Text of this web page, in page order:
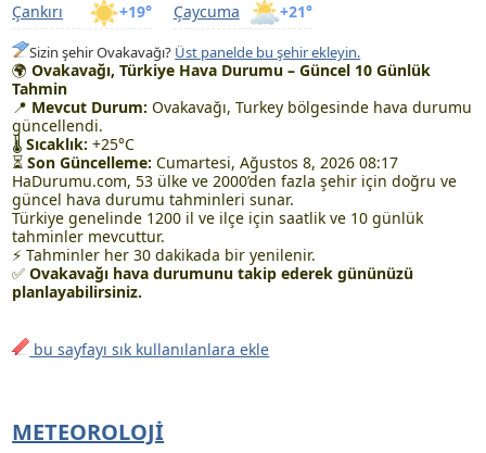
+19°
Çankırı +21°
Çaycuma
Sizin şehir Ovakavağı? Üst panelde bu şehir ekleyin.
🌍Ovakavağı, Türkiye Hava Durumu – Güncel 10 Günlük
Tahmin
📍 Mevcut Durum: Ovakavağı, Turkey bölgesinde hava durumu
güncellendi.
🌡Sıcaklık: +25°C
⏳Son Güncelleme: Cumartesi, Ağustos 8, 2026 08:17
HaDurumu.com, 53 ülke ve 2000’den fazla şehir için doğru ve
güncel hava durumu tahminleri sunar.
Türkiye genelinde 1200 il ve ilçe için saatlik ve 10 günlük
tahminler mevcuttur.
⚡ Tahminler her 30 dakikada bir yenilenir.
✅Ovakavağı hava durumunu takip ederek gününüzü
planlayabilirsiniz.
bu sayfayı sık kullanılanlara ekle
METEOROLOJI